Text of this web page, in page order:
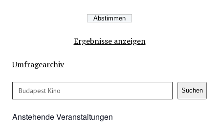
Ergebnisse anzeigen
Umfragearchiv
Suchen Suchen
Anstehende Veranstaltungen